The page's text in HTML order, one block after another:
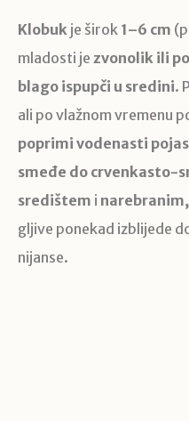
Klobuk je širok 1–6 cm
mladosti je zvonolik ili
blago ispupči u sredini.
ali po vlažnom vremenu
poprimi vodenasti pojas
smeđe do crvenkasto-
središtem i
gljive ponekad izblijede
nijanse.